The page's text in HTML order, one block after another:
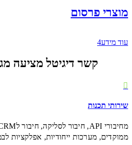
מוצרי פרסום
עוד מידע
קשר דיגיטל מציעה

שירותי תכנות
ממוקדים, מערכות ייחודיות, אפלקציות